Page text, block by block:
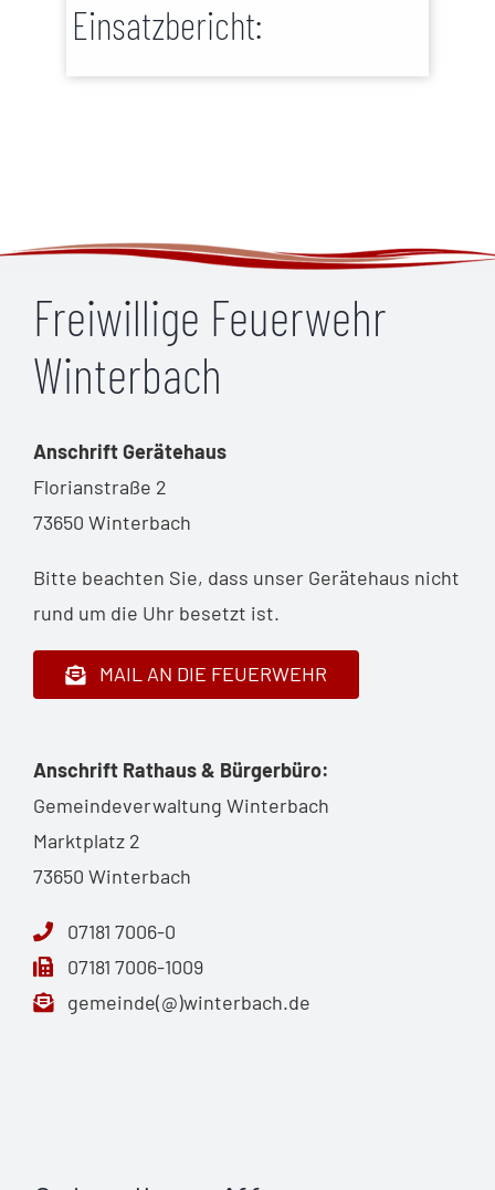
Einsatzbericht:
Freiwillige Feuerwehr
Winterbach
Anschrift Gerätehaus
Florianstraße 2
73650 Winterbach
Bitte beachten Sie, dass unser Gerätehaus nicht
rund um die Uhr besetzt ist.
MAIL AN DIE FEUERWEHR
Anschrift Rathaus & Bürgerbüro:
Gemeindeverwaltung Winterbach
Marktplatz 2
73650 Winterbach
07181 7006-0
07181 7006-1009
gemeinde(@)winterbach.de